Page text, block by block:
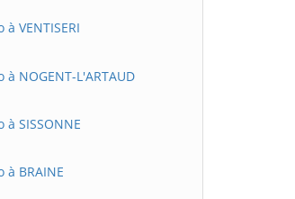
VENTISERI
NOGENT-L'ARTAUD
SISSONNE
BRAINE